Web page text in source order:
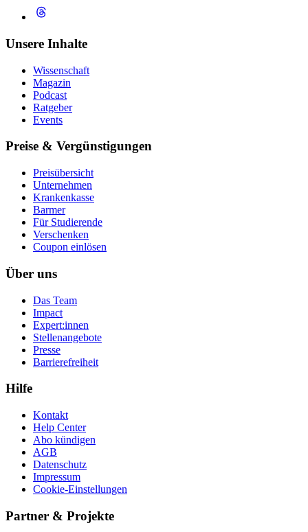
Unsere Inhalte
Wissenschaft
Magazin
Podcast
Ratgeber
Events
Preise & Vergünstigungen
Preisübersicht
Unternehmen
Krankenkasse
Barmer
Für Studierende
Ver­schen­ken
Coupon einlösen
Über uns
Das Team
Impact
Expert:innen
Stellenangebote
Presse
Barrierefreiheit
Hilfe
Kontakt
Help Center
Abo kündigen
AGB
Datenschutz
Impressum
Cookie-Einstellungen
Partner & Projekte